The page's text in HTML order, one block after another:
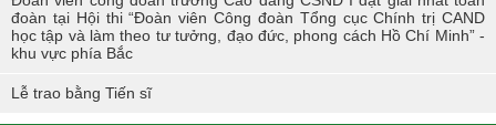
đoàn tại Hội thi “Đoàn viên Công đoàn Tổng cục Chính trị CAND
học tập và làm theo tư tưởng, đạo đức, phong cách Hồ Chí Minh” -
khu vực phía Bắc
Lễ trao bằng Tiến sĩ